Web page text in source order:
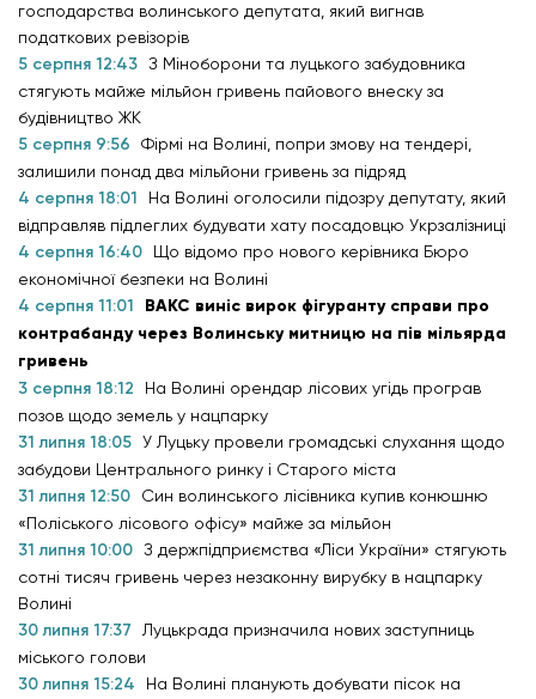
господарства волинського депутата, який вигнав
податкових ревізорів
5 серпня 12:43 З Міноборони та луцького забудовника
стягують майже мільйон гривень пайового внеску за
будівництво ЖК
5 серпня 9:56
Фірмі на Волині, попри змову на тендері,
залишили понад два мільйони гривень за підряд
4 серпня 18:01
На Волині оголосили підозру депутату, який
відправляв підлеглих будувати хату посадовцю Укрзалізниці
4 серпня 16:40
Що відомо про нового керівника Бюро
економічної безпеки на Волині
4 серпня 11:01
ВАКС виніс вирок фігуранту справи про
контрабанду через Волинську митницю на пів мільярда
гривень
3 серпня 18:12
На Волині орендар лісових угідь програв
позов щодо земель у нацпарку
31 липня 18:05 У Луцьку провели громадські слухання щодо
забудови Центрального ринку і Старого міста
31 липня 12:50
Син волинського лісівника купив конюшню
«Поліського лісового офісу» майже за мільйон
31 липня 10:00 З держпідприємства «Ліси України» стягують
сотні тисяч гривень через незаконну вирубку в нацпарку
Волині
30 липня 17:37
Луцькрада призначила нових заступниць
міського голови
30 липня 15:24
На Волині планують добувати пісок на